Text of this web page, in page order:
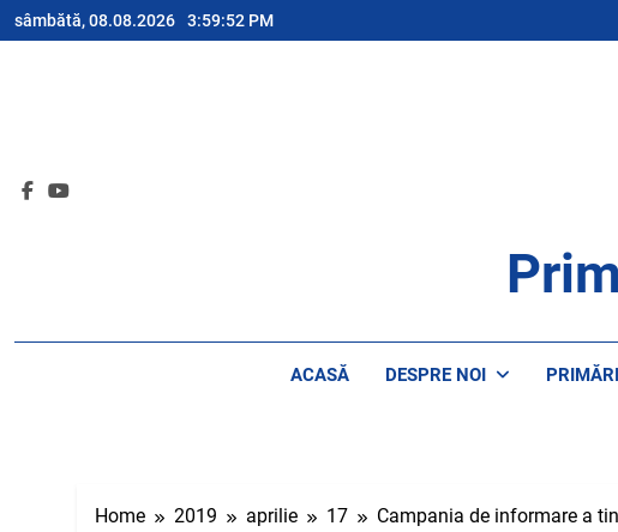
Skip
to
sâmbătă, 08.08.2026 3:59:52 PM
ACASĂ DESPRE NOI
Home 2019 aprilie 17
Campania de informare a